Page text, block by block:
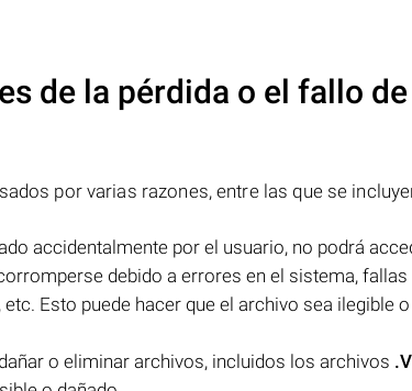
de la pérdida o el fallo
por varias razones, entre las que se
accidentalmente por el usuario, no podrá
debido a errores en el sistema, fallas
Esto puede hacer que el archivo sea ilegible
o eliminar archivos, incluidos los archivos